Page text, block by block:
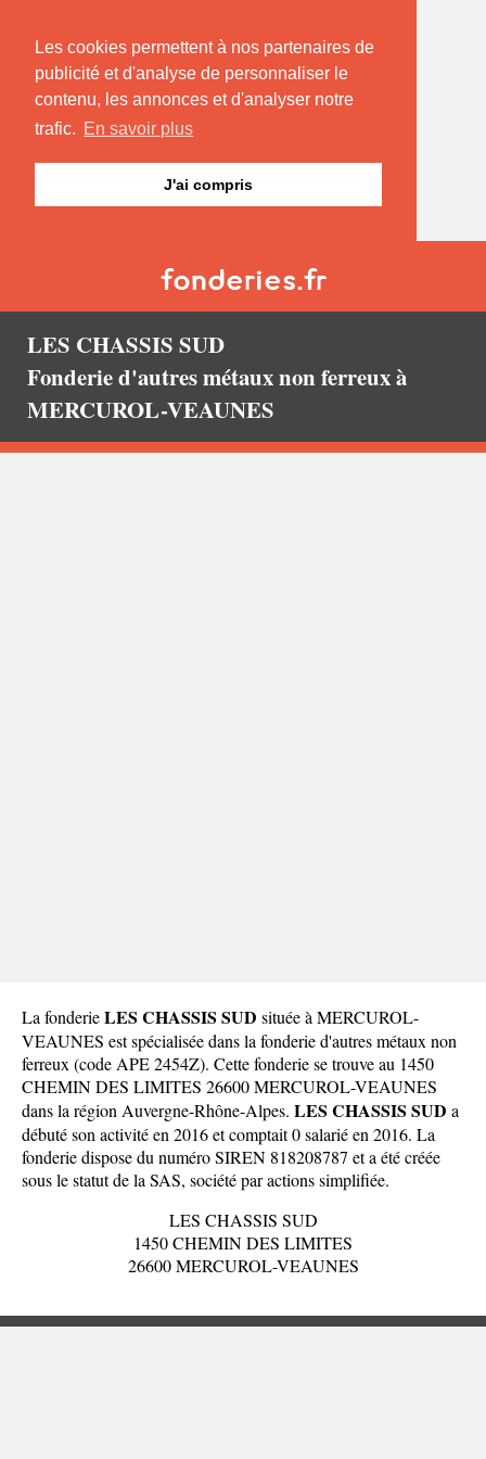
Les cookies permettent à nos partenaires de
publicité et d'analyse de personnaliser le
contenu, les annonces et d'analyser notre
trafic. En savoir plus
J'ai compris
LES CHASSIS SUD
Fonderie d'autres métaux non ferreux à
MERCUROL-VEAUNES
La fonderieLES CHASSIS SUD située à MERCUROL-
VEAUNES est spécialisée dans la fonderie d'autres métaux non
ferreux (code APE 2454Z). Cette fonderie se trouve au 1450
CHEMIN DES LIMITES 26600 MERCUROL-VEAUNES
dans la région Auvergne-Rhône-Alpes. LES CHASSIS SUD a
débuté son activité en 2016 et comptait 0 salarié en 2016. La
fonderie dispose du numéro SIREN 818208787 et a été créée
sous le statut de la SAS, société par actions simplifiée.
LES CHASSIS SUD
1450 CHEMIN DES LIMITES
26600 MERCUROL-VEAUNES